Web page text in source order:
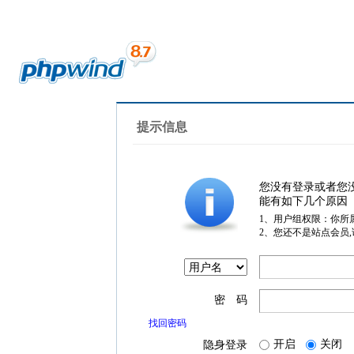
提示信息
您没有登录或者您
能有如下几个原因
1、用户组权限：你所
2、您还不是站点会员
密 码
找回密码
隐身登录 开启 关闭